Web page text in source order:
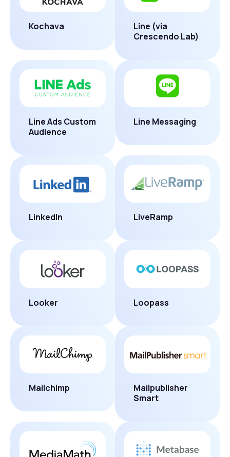
Kochava
Line (via
Crescendo Lab)
Line Ads Custom
Audience
Line Messaging
LinkedIn LiveRamp
Looker Loopass
Mailchimp
Mailpublisher
Smart